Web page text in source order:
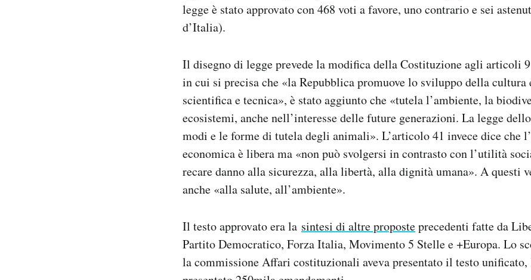
legge è stato approvato con 468 voti a favore, uno contrario e sei
d’Italia).
Il disegno di legge prevede la modifica della Costituzione agli articoli
in cui si precisa che «la Repubblica promuove lo sviluppo della cultura
scientifica e tecnica», è stato aggiunto che «tutela l’ambiente, la
ecosistemi, anche nell’interesse delle future generazioni. La legge
modi e le forme di tutela degli animali». L’articolo 41 invece dice che
economica è libera ma «non può svolgersi in contrasto con l’utilità
recare danno alla sicurezza, alla libertà, alla dignità umana». A questi
anche «alla salute, all’ambiente».
Il testo approvato era la sintesi di altre proposteprecedenti fatte da
Partito Democratico, Forza Italia, Movimento 5 Stelle e +Europa. Lo
la commissione Affari costituzionali aveva presentato il testo unificato,